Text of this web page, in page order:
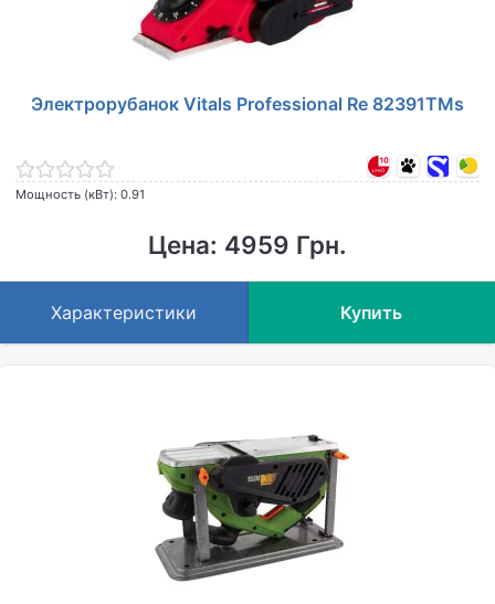
Электрорубанок Vitals Professional Re 82391TMs
Мощность (кВт): 0.91
Цена: 4959 Грн.
Характеристики Купить